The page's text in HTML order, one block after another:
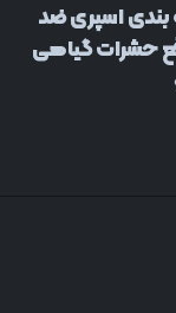
بندی اسپری ضد
حشرات گیاهی